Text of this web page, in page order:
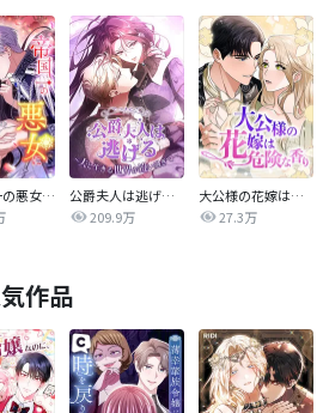
帝国一の悪女に溺愛がとまりません！
公爵夫人は逃げる～夫と生きる世界が違い過ぎて～
209.9万
大公様の花嫁は危険な香り
27.3万
作品